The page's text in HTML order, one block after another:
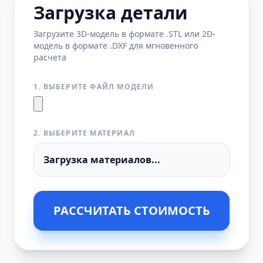
Загрузка детали
Загрузите 3D-модель в формате .STL или 2D-
модель в формате .DXF для мгновенного
расчета
1. ВЫБЕРИТЕ ФАЙЛ МОДЕЛИ
2. ВЫБЕРИТЕ МАТЕРИАЛ
РАССЧИТАТЬ СТОИМОСТЬ